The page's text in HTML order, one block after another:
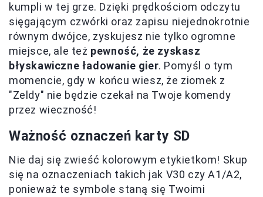
kumpli w tej grze. Dzięki prędkościom odczytu
sięgającym czwórki oraz zapisu niejednokrotnie
równym dwójce, zyskujesz nie tylko ogromne
miejsce, ale też pewność, że zyskasz
błyskawiczne ładowanie gier. Pomyśl o tym
momencie, gdy w końcu wiesz, że ziomek z
"Zeldy" nie będzie czekał na Twoje komendy
przez wieczność!
Ważność oznaczeń karty SD
Nie daj się zwieść kolorowym etykietkom! Skup
się na oznaczeniach takich jak V30 czy A1/A2,
ponieważ te symbole staną się Twoimi